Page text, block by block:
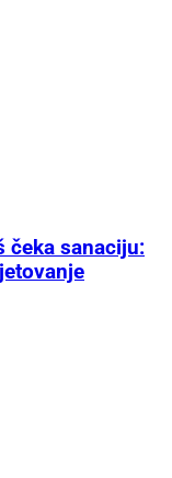
čeka sanaciju: